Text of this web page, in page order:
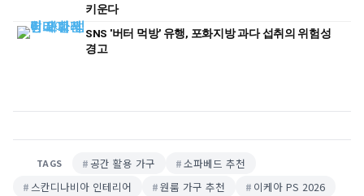
키운다
SNS '버터 먹방' 유행, 포화지방 과다 섭취의 위험성
경고
TAGS 공간 활용 가구
소파베드 추천
스칸디나비아 인테리어
원룸 가구 추천
이케아 PS 2026